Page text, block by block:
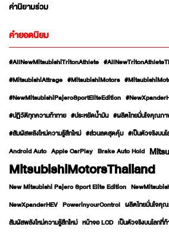
ค่านิยามร่วม
คำยอดนิยม
#AllNewMitsubishiTritonAthlete
#MitsubishiAttrage #MitsubishiMotors
#NewMitsubishiPajeroSportEliteEdition
#ปฏิวัติทุกความท้าทาย #ประหยัดน้ำมัน #ผลิตไทยมั่นใจคุณภ
#สัมผัสพลังใหม่ความรู้สึกใหม่ #ส่วนลดสุดคุ้ม #เป็นตัวจริงบน
Android Auto Apple CarPlay Brake Auto Hold
MitsubishiMotorsThailand
New Mitsubishi Pajero Sport Elite Edition
NewXpanderHEV PowerinyourControl ผลิตไทยมั่นใจคุ
สัมผัสพลังใหม่ความรู้สึกใหม่ หน้าจอ LCD เป็นตัวจริงบนโลกที่